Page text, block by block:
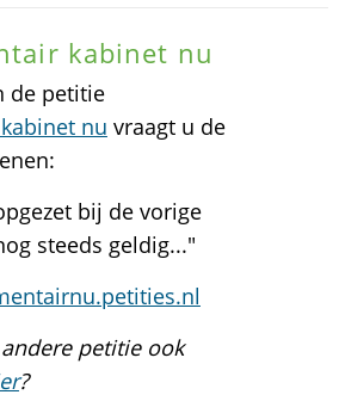
kabinet nu
de petitie
nu vraagt u de
bij de vorige
steeds geldig..."
petitie ook
?